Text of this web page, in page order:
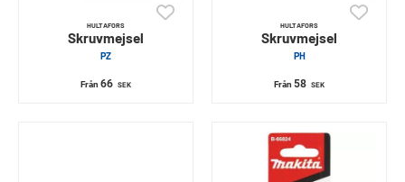
HULTAFORS
Skruvmejsel
PZ
Från66 SEK
HULTAFORS
Skruvmejsel
PH
Från58 SEK